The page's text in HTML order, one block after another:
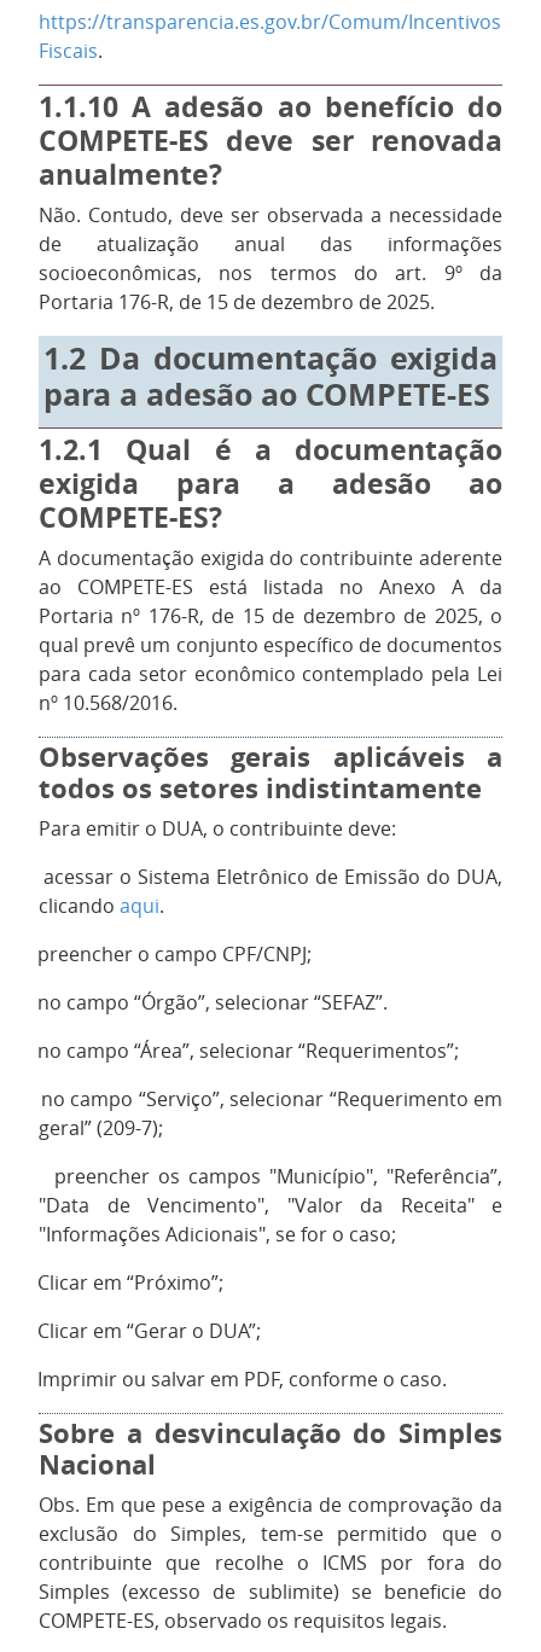
https://transparencia.es.gov.br/Comum/Incentivos
Fiscais.
1.1.10A adesão ao benefício do
COMPETE-ES deve ser renovada
anualmente?
Não. Contudo, deve ser observada a necessidade
de atualização anual das informações
socioeconômicas, nos termos do art. 9º da
Portaria 176-R, de 15 de dezembro de 2025.
1.2 Da documentação exigida
para a adesão ao COMPETE-ES
1.2.1 Qual é a documentação
exigida para a adesão ao
COMPETE-ES?
A documentação exigida do contribuinte aderente
ao COMPETE-ES está listada no Anexo A da
Portaria nº 176-R, de 15 de dezembro de 2025, o
qual prevê um conjunto específico de documentos
para cada setor econômico contemplado pela Lei
nº 10.568/2016.
Observações gerais aplicáveis a
todos os setores indistintamente
Para emitir o DUA, o contribuinte deve:
acessar o Sistema Eletrônico de Emissão do DUA,
clicando aqui.
preencher o campo CPF/CNPJ;
no campo “Órgão”, selecionar “SEFAZ”.
no campo “Área”, selecionar “Requerimentos”;
no campo “Serviço”, selecionar “Requerimento em
geral” (209-7);
preencher os campos "Município", "Referência”,
"Data de Vencimento", "Valor da Receita" e
"Informações Adicionais", se for o caso;
Clicar em “Próximo”;
Clicar em “Gerar o DUA”;
Imprimir ou salvar em PDF, conforme o caso.
Sobre a desvinculação do Simples
Nacional
Obs. Em que pese a exigência de comprovação da
exclusão do Simples, tem-se permitido que o
contribuinte que recolhe o ICMS por fora do
Simples (excesso de sublimite) se beneficie do
COMPETE-ES, observado os requisitos legais.